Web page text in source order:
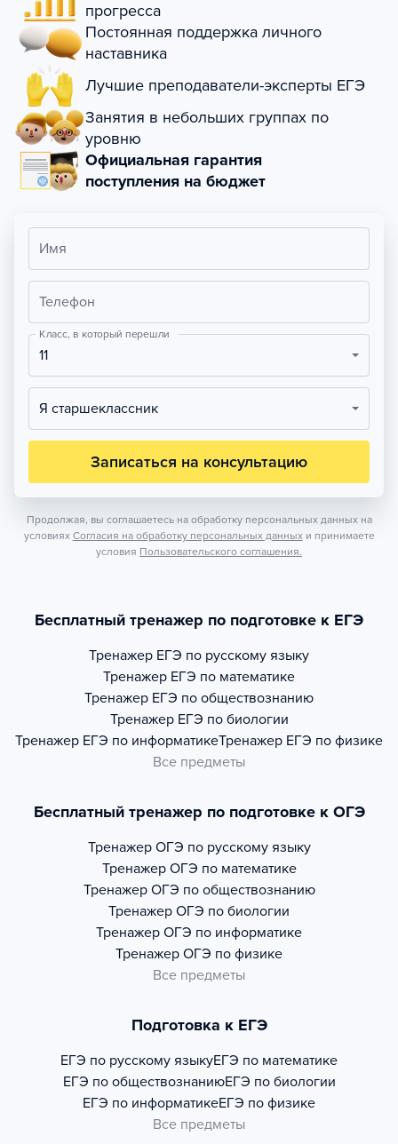
прогресса
Постоянная поддержка личного
наставника
Лучшие преподаватели-эксперты ЕГЭ
Занятия в небольших группах по
уровню
Официальная гарантия
поступления на бюджет
Имя
Телефон
Класс, в который перешли
11
Я старшеклассник
Записаться на консультацию
Продолжая, вы соглашаетесь на обработку персональных данных на
условиях Согласия на обработку персональных данных и принимаете
условия Пользовательского соглашения.
Бесплатный тренажер по подготовке к ЕГЭ
Тренажер ЕГЭ по русскому языку
Тренажер ЕГЭ по математике
Тренажер ЕГЭ по обществознанию
Тренажер ЕГЭ по биологии
Тренажер ЕГЭ по информатикеТренажер ЕГЭ по физике
Все предметы
Бесплатный тренажер по подготовке к ОГЭ
Тренажер ОГЭ по русскому языку
Тренажер ОГЭ по математике
Тренажер ОГЭ по обществознанию
Тренажер ОГЭ по биологии
Тренажер ОГЭ по информатике
Тренажер ОГЭ по физике
Все предметы
Подготовка к ЕГЭ
ЕГЭ по русскому языкуЕГЭ по математике
ЕГЭ по обществознаниюЕГЭ по биологии
ЕГЭ по информатикеЕГЭ по физике
Все предметы